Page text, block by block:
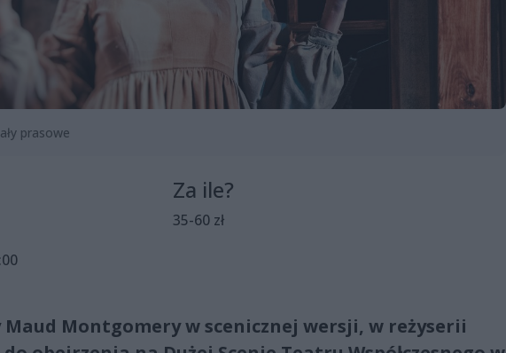
prasowe
Za ile?
35-60 zł
Maud Montgomery w scenicznej wersji, w reżyserii